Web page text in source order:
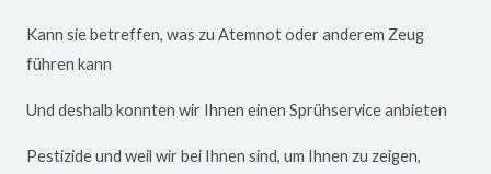
Kann sie betreffen, was zu Atemnot oder anderem Zeug
führen kann
Und deshalb konnten wir Ihnen einen Sprühservice anbieten
Pestizide und weil wir bei Ihnen sind, um Ihnen zu zeigen,